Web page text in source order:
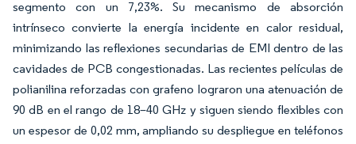
segmento con un 7,23%. Su mecanismo de absorción
intrínseco convierte la energía incidente en calor residual,
minimizando las reflexiones secundarias de EMI dentro de las
cavidades de PCB congestionadas. Las recientes películas de
polianilina reforzadas con grafeno lograron una atenuación de
90 dB en el rango de 18–40 GHz y siguen siendo flexibles con
un espesor de 0,02 mm, ampliando su despliegue en teléfonos